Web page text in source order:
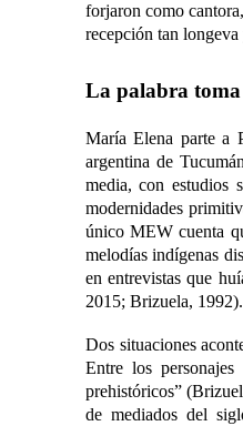
forjaron como
recepción tan longeva
La palabra toma
María Elena parte a
argentina de
media, con estudios
modernidades
único MEW cuenta
melodías indígenas
en entrevistas que
2015; Brizuela, 1992).
Dos situaciones
Entre los
prehistóricos”
de mediados del